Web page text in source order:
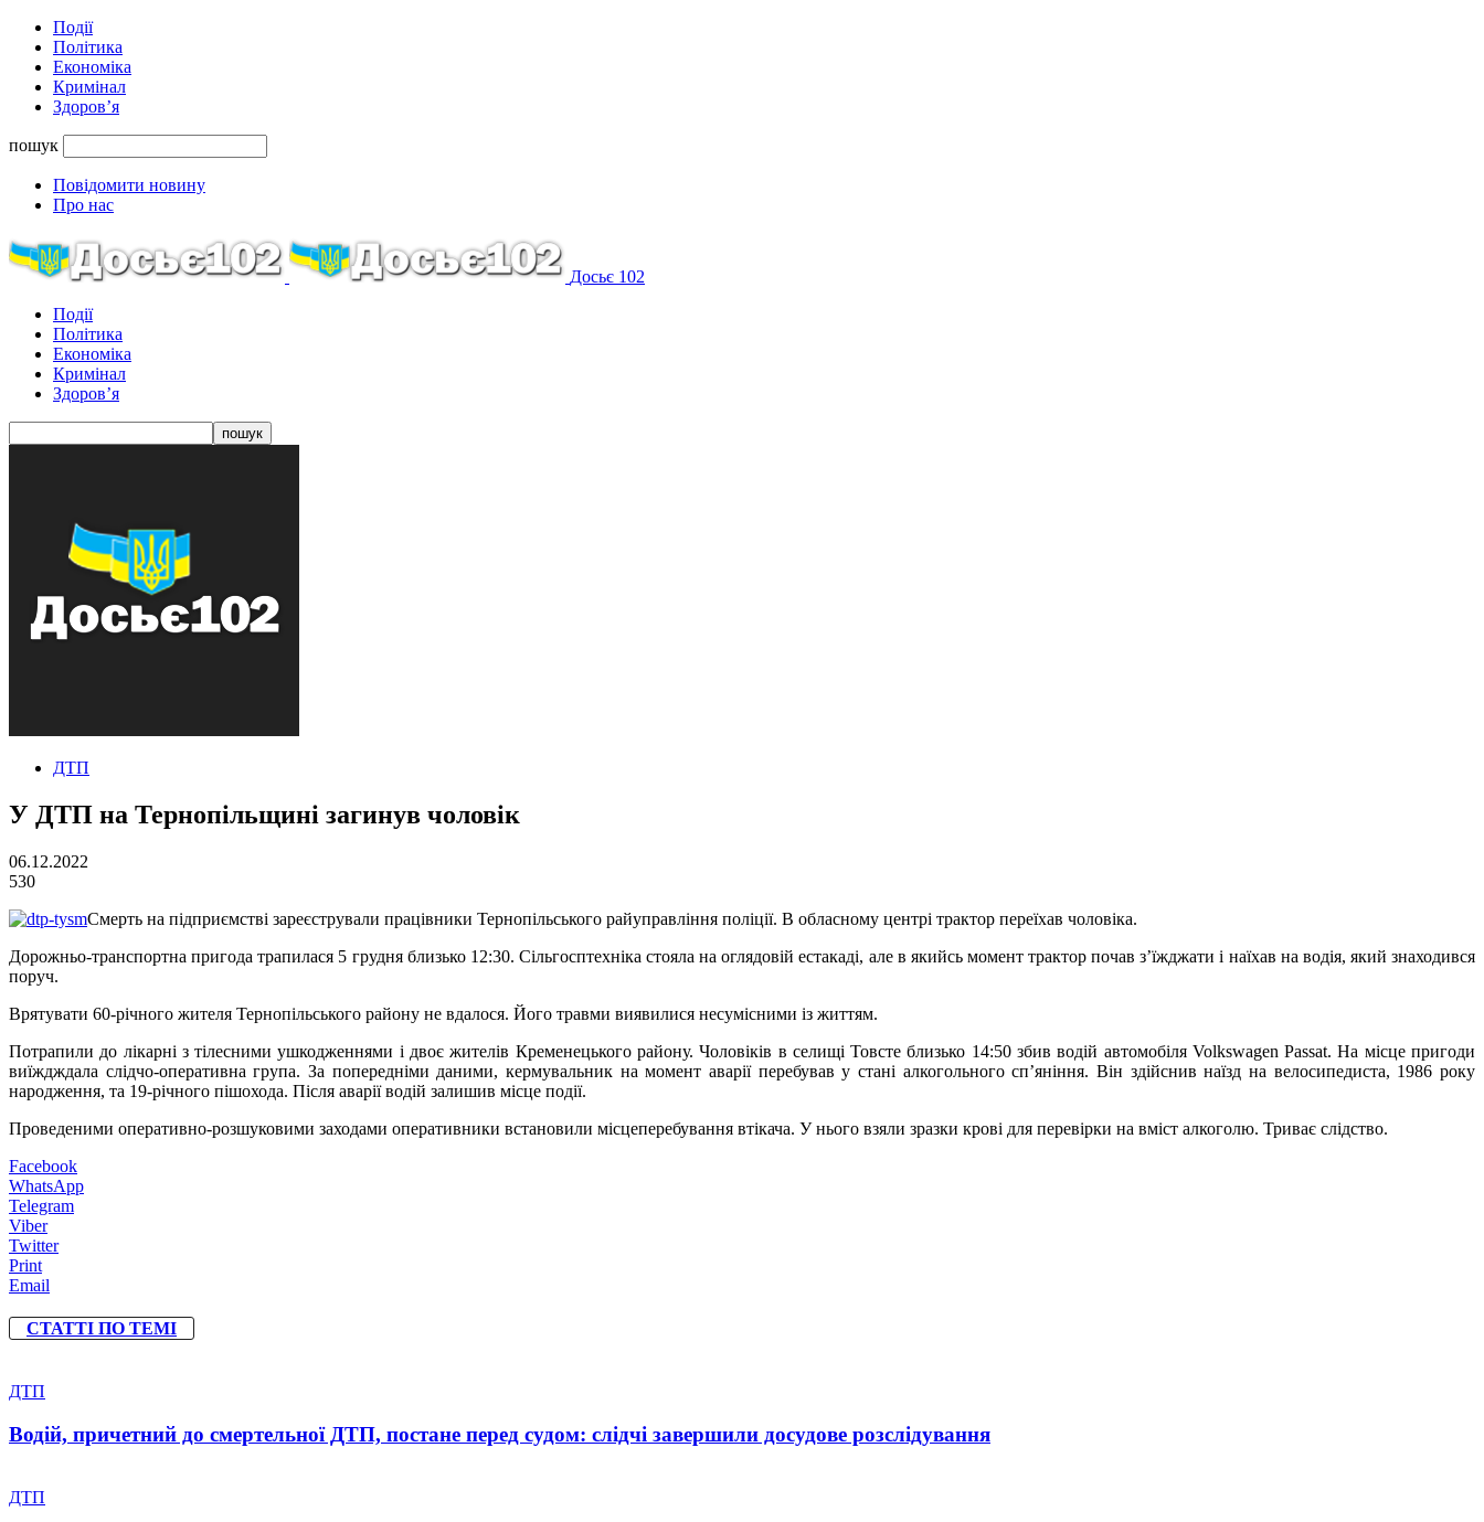
Події
Політика
Економіка
Кримінал
Здоров’я
пошук
Повідомити новину
Про нас
Досьє 102
Події
Політика
Економіка
Кримінал
Здоров’я
ДТП
У ДТП на Тернопільщині загинув чоловік
06.12.2022
530
Смерть на підприємстві зареєстрували працівники Тернопільського райуправління поліції. В обласному центрі трактор переїхав чоловіка.
Дорожньо-транспортна пригода трапилася 5 грудня близько 12:30. Сільгосптехніка стояла на оглядовій естакаді, але в якийсь момент трактор почав з’їжджати і наїхав на водія, який знаходився
поруч.
Врятувати 60-річного жителя Тернопільського району не вдалося. Його травми виявилися несумісними із життям.
Потрапили до лікарні з тілесними ушкодженнями і двоє жителів Кременецького району. Чоловіків в селищі Товсте близько 14:50 збив водій автомобіля Volkswagen Passat. На місце пригоди
виїждждала слідчо-оперативна група. За попередніми даними, кермувальник на момент аварії перебував у стані алкогольного сп’яніння. Він здійснив наїзд на велосипедиста, 1986 року
народження, та 19-річного пішохода. Після аварії водій залишив місце події.
Проведеними оперативно-розшуковими заходами оперативники встановили місцеперебування втікача. У нього взяли зразки крові для перевірки на вміст алкоголю. Триває слідство.
Facebook
WhatsApp
Telegram
Viber
Twitter
Print
Email
СТАТТІ ПО ТЕМІ
ДТП
Водій, причетний до смертельної ДТП, постане перед судом: слідчі завершили досудове розслідування
ДТП